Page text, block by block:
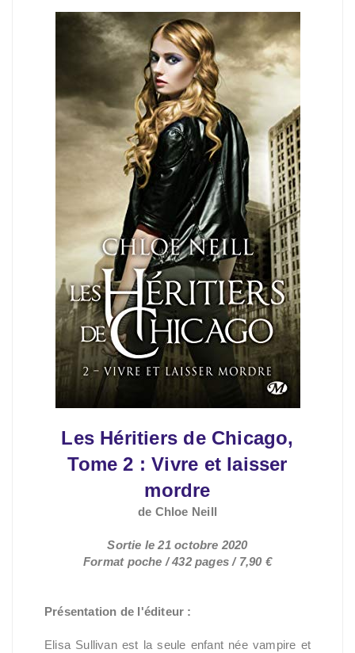
Les Héritiers de Chicago,
Tome 2 : Vivre et laisser
mordre
de Chloe Neill
Sortie le 21 octobre 2020
Format poche / 432 pages / 7,90 €
Présentation de l'éditeur :
Elisa Sullivan est la seule enfant née vampire et